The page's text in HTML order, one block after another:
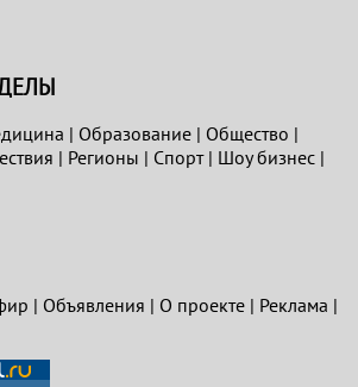
| Образование| Общество |
| Регионы | Спорт| Шоу бизнес|
| Объявления | О проекте| Реклама |